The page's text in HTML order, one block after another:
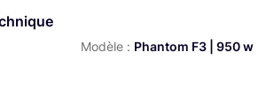
Modèle : Phantom F3 | 950 w